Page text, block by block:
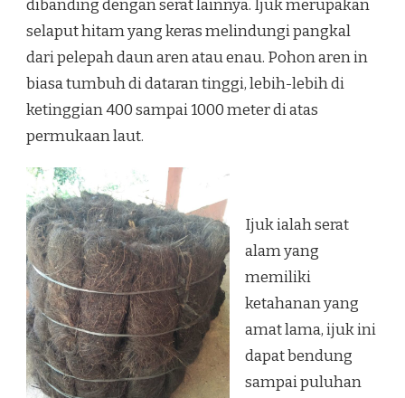
dibanding dengan serat lainnya. Ijuk merupakan
selaput hitam yang keras melindungi pangkal
dari pelepah daun aren atau enau. Pohon aren in
biasa tumbuh di dataran tinggi, lebih-lebih di
ketinggian 400 sampai 1000 meter di atas
permukaan laut.
Ijuk ialah serat
alam yang
memiliki
ketahanan yang
amat lama, ijuk ini
dapat bendung
sampai puluhan